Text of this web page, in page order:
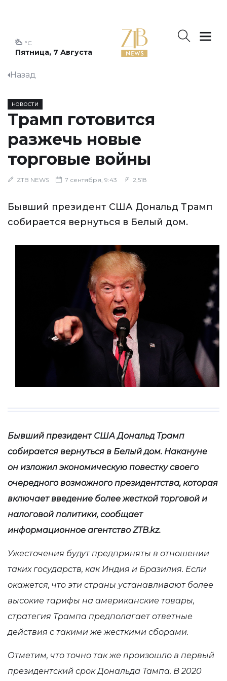
Пятница, 7 Августа
°C
Назад
НОВОСТИ
Трамп готовится
разжечь новые
торговые войны
ZTB NEWS 7 сентября, 9:43 2,518
Бывший президент США Дональд Трамп
собирается вернуться в Белый дом.
Бывший президент США Дональд Трамп
собирается вернуться в Белый дом. Накануне
он изложил экономическую повестку своего
очередного возможного президентства, которая
включает введение более жесткой торговой и
налоговой политики, сообщает
информационное агентство ZTB.kz.
Ужесточения будут предприняты в отношении
таких государств, как Индия и Бразилия. Если
окажется, что эти страны устанавливают более
высокие тарифы на американские товары,
стратегия Трампа предполагает ответные
действия с такими же жесткими сборами.
Отметим, что точно так же произошло в первый
президентский срок Дональда Тампа. В 2020